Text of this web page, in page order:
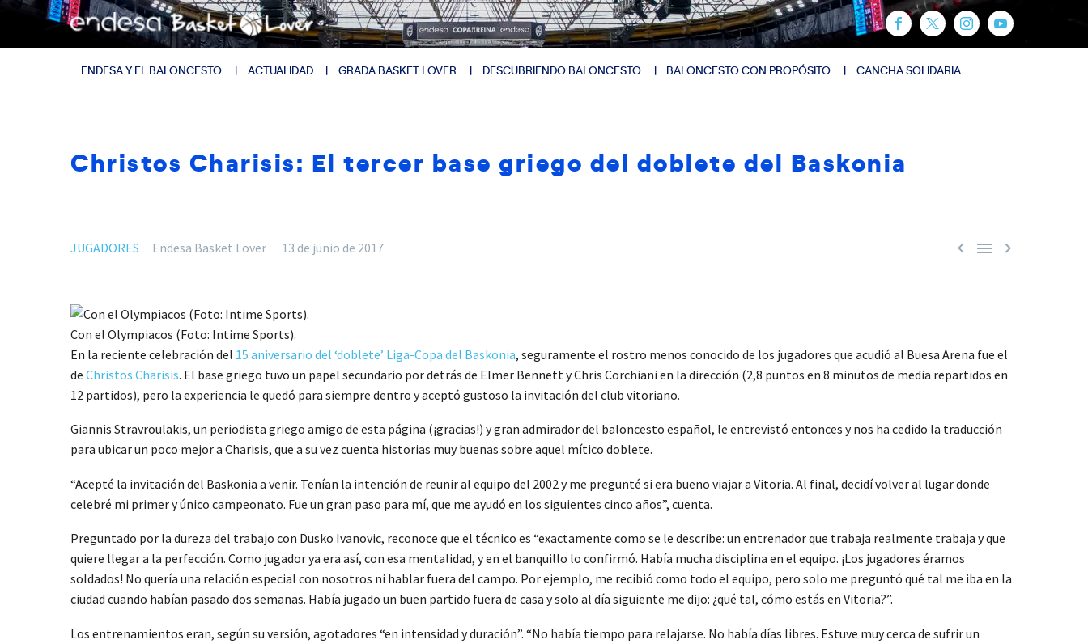
ENDESA Y EL BALONCESTO ACTUALIDAD GRADA BASKET LOVER DESCUBRIENDO BALONCESTO BALONCESTO CON PROPÓSITO CANCHA SOLIDARIA
Christos Charisis: El tercer base griego del doblete del Baskonia
  
JUGADORES Endesa Basket Lover 13 de junio de 2017
Con el Olympiacos (Foto: Intime Sports).
En la reciente celebración del 15 aniversario del ‘doblete’ Liga-Copa del Baskonia, seguramente el rostro menos conocido de los jugadores que acudió al Buesa Arena fue el
de Christos Charisis. El base griego tuvo un papel secundario por detrás de Elmer Bennett y Chris Corchiani en la dirección (2,8 puntos en 8 minutos de media repartidos en
12 partidos), pero la experiencia le quedó para siempre dentro y aceptó gustoso la invitación del club vitoriano.
Giannis Stravroulakis, un periodista griego amigo de esta página (¡gracias!) y gran admirador del baloncesto español, le entrevistó entonces y nos ha cedido la traducción
para ubicar un poco mejor a Charisis, que a su vez cuenta historias muy buenas sobre aquel mítico doblete.
“Acepté la invitación del Baskonia a venir. Tenían la intención de reunir al equipo del 2002 y me pregunté si era bueno viajar a Vitoria. Al final, decidí volver al lugar donde
celebré mi primer y único campeonato. Fue un gran paso para mí, que me ayudó en los siguientes cinco años”, cuenta.
Preguntado por la dureza del trabajo con Dusko Ivanovic, reconoce que el técnico es “exactamente como se le describe: un entrenador que trabaja realmente trabaja y que
quiere llegar a la perfección. Como jugador ya era así, con esa mentalidad, y en el banquillo lo confirmó. Había mucha disciplina en el equipo. ¡Los jugadores éramos
soldados! No quería una relación especial con nosotros ni hablar fuera del campo. Por ejemplo, me recibió como todo el equipo, pero solo me preguntó qué tal me iba en la
ciudad cuando habían pasado dos semanas. Había jugado un buen partido fuera de casa y solo al día siguiente me dijo: ¿qué tal, cómo estás en Vitoria?”.
Los entrenamientos eran, según su versión, agotadores “en intensidad y duración”. “No había tiempo para relajarse. No había días libres. Estuve muy cerca de sufrir un